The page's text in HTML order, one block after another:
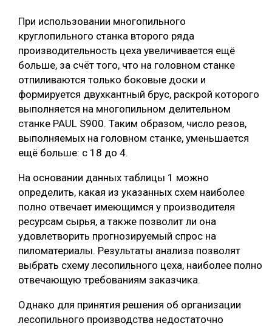
При использовании многопильного
круглопильного станка второго ряда
производительность цеха увеличивается ещё
больше, за счёт того, что на головном станке
отпиливаются только боковые доски и
формируется двухкантный брус, раскрой которого
выполняется на многопильном делительном
станке PAUL S900. Таким образом, число резов,
выполняемых на головном станке, уменьшается
ещё больше: с 18 до 4.
На основании данных таблицы 1 можно
определить, какая из указанных схем наиболее
полно отвечает имеющимся у производителя
ресурсам сырья, а также позволит ли она
удовлетворить прогнозируемый спрос на
пиломатериалы. Результаты анализа позволят
выбрать схему лесопильного цеха, наиболее полно
отвечающую требованиям заказчика.
Однако для принятия решения об организации
лесопильного производства недостаточно